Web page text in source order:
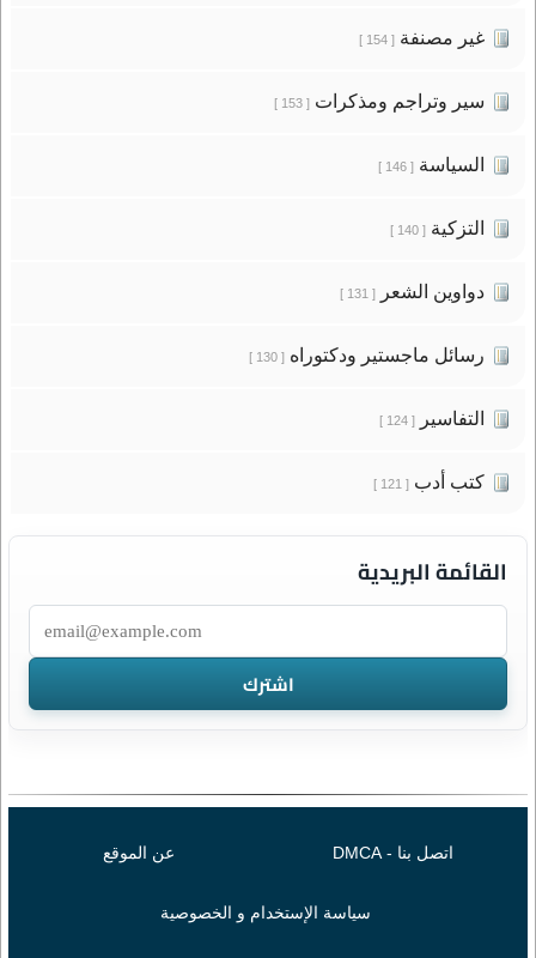
غير مصنفة[ 154 ]
سير وتراجم ومذكرات[ 153 ]
السياسة[ 146 ]
التزكية[ 140 ]
دواوين الشعر[ 131 ]
رسائل ماجستير ودكتوراه[ 130 ]
التفاسير[ 124 ]
كتب أدب[ 121 ]
القائمة البريدية
اتصل بنا - DMCA عن الموقع
سياسة الإستخدام و الخصوصية